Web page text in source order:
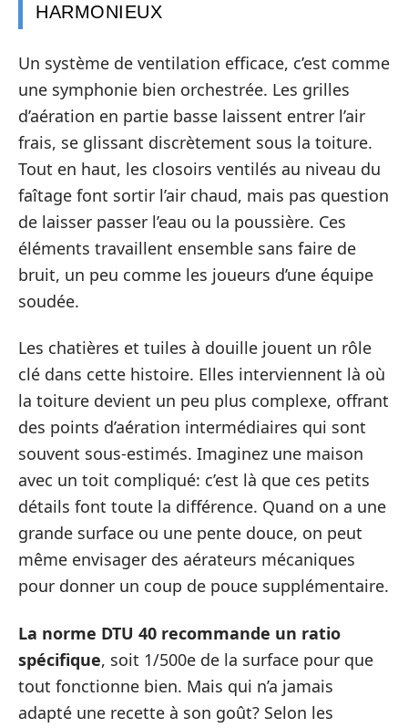
HARMONIEUX
Un système de ventilation efficace, c’est comme
une symphonie bien orchestrée. Les grilles
d’aération en partie basse laissent entrer l’air
frais, se glissant discrètement sous la toiture.
Tout en haut, les closoirs ventilés au niveau du
faîtage font sortir l’air chaud, mais pas question
de laisser passer l’eau ou la poussière. Ces
éléments travaillent ensemble sans faire de
bruit, un peu comme les joueurs d’une équipe
soudée.
Les chatières et tuiles à douille jouent un rôle
clé dans cette histoire. Elles interviennent là où
la toiture devient un peu plus complexe, offrant
des points d’aération intermédiaires qui sont
souvent sous-estimés. Imaginez une maison
avec un toit compliqué: c’est là que ces petits
détails font toute la différence. Quand on a une
grande surface ou une pente douce, on peut
même envisager des aérateurs mécaniques
pour donner un coup de pouce supplémentaire.
La norme DTU 40 recommande un ratio
spécifique, soit 1/500e de la surface pour que
tout fonctionne bien. Mais qui n’a jamais
adapté une recette à son goût? Selon les